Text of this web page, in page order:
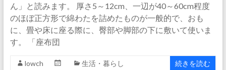
ん」と読みます。 厚さ5～12cm、一辺が40～60cm程度
のほぼ正方形で綿わたを詰めたものが一般的で、おも
に、畳や床に座る際に、臀部や脚部の下に敷いて使いま
す。 「座布団
lowch 生活・暮らし 続きを読む